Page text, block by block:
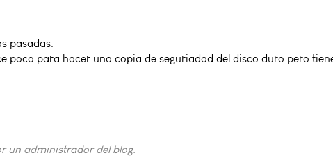
pasadas.
poco para hacer una copia de seguriadad del disco duro pero
un administrador del blog.